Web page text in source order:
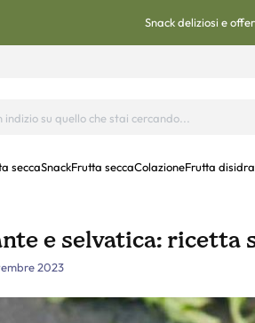
Snack deliziosi e
seccaSnackFrutta seccaColazioneFrutta
e selvatica: ricetta
2023